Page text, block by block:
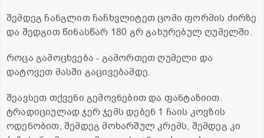
შემდეგ ჩანგლით ჩაჩხვლიტეთ ცომი ფორმის ძირზე
და შედგით წინასწარ 180 გრ გახურებულ ღუმელში.
როცა გამოცხვება - გამორთეთ ღუმელი და
დატოვეთ მასში გაცივებამდე.
შეავსეთ თქვენი გემოვნებით და ფანტაზიით.
ტრადიციულად ჯერ ჯემს დებენ 1 ჩაის კოვზის
ოდენობით, შემდეგ მოხარშულ კრემს, შემდეგ კი